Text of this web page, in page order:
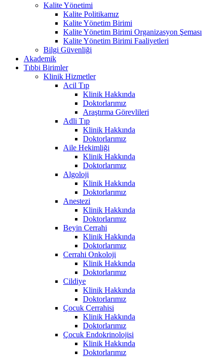
Kalite Yönetimi
Kalite Politikamız
Kalite Yönetim Birimi
Kalite Yönetim Birimi Organizasyon Şeması
Kalite Yönetim Birimi Faaliyetleri
Bilgi Güvenliği
Akademik
Tıbbi Birimler
Klinik Hizmetler
Acil Tıp
Klinik Hakkında
Doktorlarımız
Araştırma Görevlileri
Adli Tıp
Klinik Hakkında
Doktorlarımız
Aile Hekimliği
Klinik Hakkında
Doktorlarımız
Algoloji
Klinik Hakkında
Doktorlarımız
Anestezi
Klinik Hakkında
Doktorlarımız
Beyin Cerrahi
Klinik Hakkında
Doktorlarımız
Cerrahi Onkoloji
Klinik Hakkında
Doktorlarımız
Cildiye
Klinik Hakkında
Doktorlarımız
Çocuk Cerrahisi
Klinik Hakkında
Doktorlarımız
Çocuk Endokrinolojisi
Klinik Hakkında
Doktorlarımız